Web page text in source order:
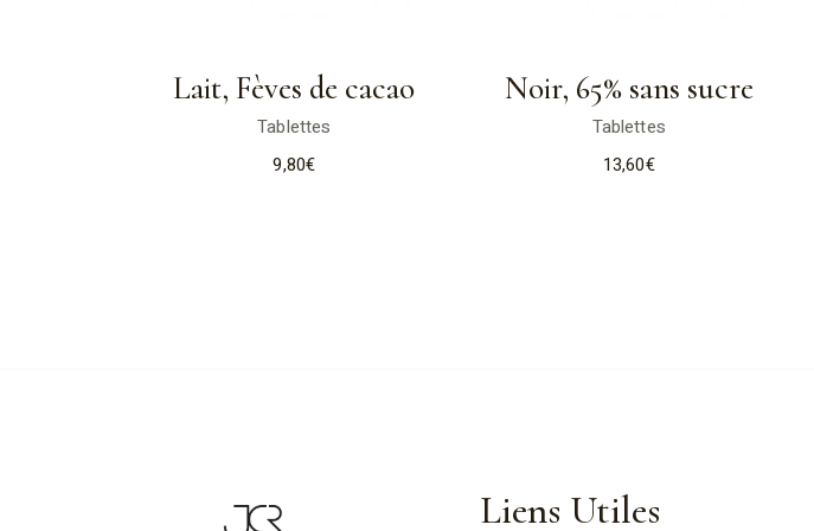
Lait, Fèves de cacao
Tablettes
9,80€
Noir, 65% sans sucre
Tablettes
13,60€
Liens Utiles